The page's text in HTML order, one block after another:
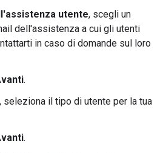
utente, scegli un
dell'assistenza a cui gli utenti
in caso di domande sul loro
.
, seleziona il tipo di utente per la tua
.